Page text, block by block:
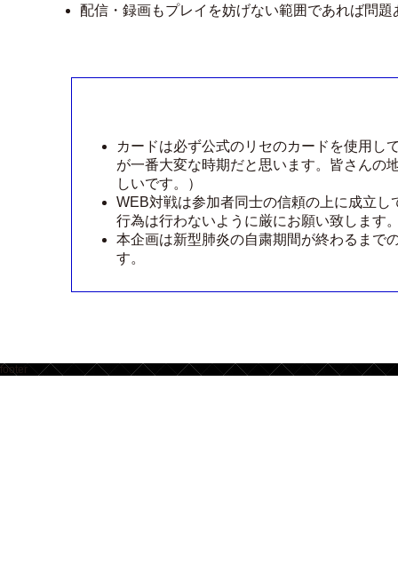
配信・録画もプレイを妨げない範囲であれば問
カードは必ず公式のリセのカードを使用し
が一番大変な時期だと思います。皆さんの
しいです。）
WEB対戦は参加者同士の信頼の上に成立
行為は行わないように厳にお願い致します
本企画は新型肺炎の自粛期間が終わるまで
す。
footer